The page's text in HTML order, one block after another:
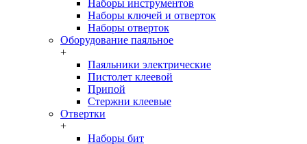
Наборы инструментов
Наборы ключей и отверток
Наборы отверток
Оборудование паяльное
+
Паяльники электрические
Пистолет клеевой
Припой
Стержни клеевые
Отвертки
+
Наборы бит